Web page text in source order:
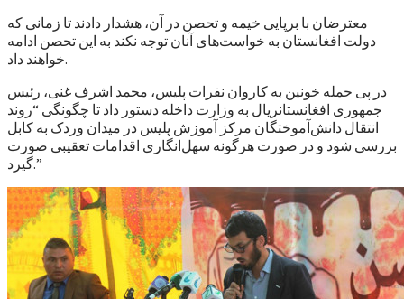
معترضان با برپایی خیمه و تحصن در آن، هشدار دادند تا زمانی که
دولت افغانستان به خواست‌های آنان توجه نکند به این تحصن ادامه
خواهند داد.
در پی حمله خونین به کاروان نفرات پلیس، محمد اشرف غنی، رئیس
جمهوری افغانستانريال به وزارت داخله دستور داد تا چگونگی “روند
انتقال دانش‌آموختگان مرکز آموزش پلیس در میدان وردک به کابل
بررسی شود و در صورت هرگونه سهل‌انگاری اقدامات تعقیبی صورت
گیرد.”